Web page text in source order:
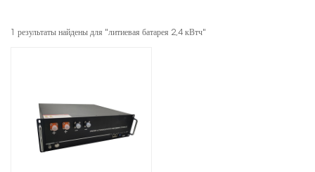
1 результаты найдены для "литиевая батарея 2,4 кВтч"